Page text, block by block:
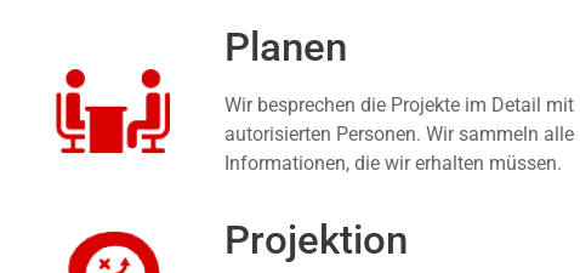
Planen
Wir besprechen die Projekte im Detail mit
autorisierten Personen. Wir sammeln alle
Informationen, die wir erhalten müssen.
Projektion